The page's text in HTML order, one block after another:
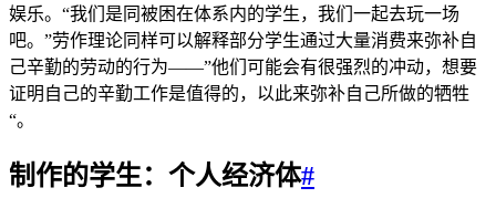
娱乐。“我们是同被困在体系内的学生，我们一起去玩一场
吧。”劳作理论同样可以解释部分学生通过大量消费来弥补自
己辛勤的劳动的行为——”他们可能会有很强烈的冲动，想要
证明自己的辛勤工作是值得的，以此来弥补自己所做的牺牲
“。
制作的学生：个人经济体#